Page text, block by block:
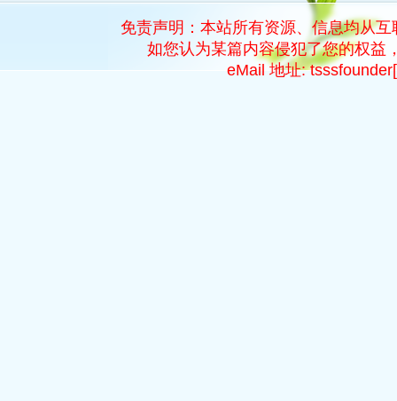
免责声明：本站所有资源、信息均从
如您认为某篇内容侵犯了您的权益
eMail 地址: